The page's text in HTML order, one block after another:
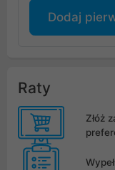
Dodaj
Raty
Złóż